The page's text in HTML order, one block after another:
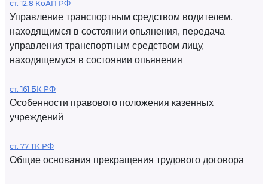
ст. 12.8 КоАП РФ
Управление транспортным средством водителем,
находящимся в состоянии опьянения, передача
управления транспортным средством лицу,
находящемуся в состоянии опьянения
ст. 161 БК РФ
Особенности правового положения казенных
учреждений
ст. 77 ТК РФ
Общие основания прекращения трудового договора